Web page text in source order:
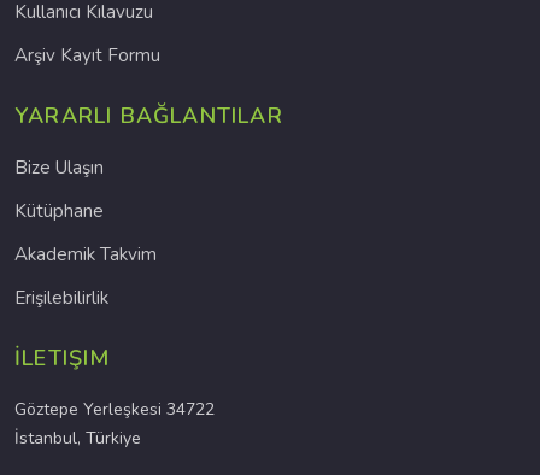
Kullanıcı Kılavuzu
Arşiv Kayıt Formu
YARARLI BAĞLANTILAR
Bize Ulaşın
Kütüphane
Akademik Takvim
Erişilebilirlik
İLETIŞIM
Göztepe Yerleşkesi 34722
İstanbul, Türkiye